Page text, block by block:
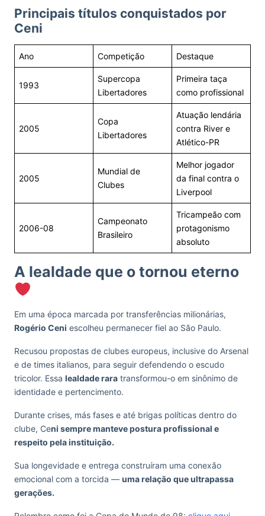
Principais títulos conquistados por
Ceni
Ano Competição Destaque
1993
Supercopa
Libertadores
Primeira taça
como profissional
2005
Copa
Libertadores
Atuação lendária
contra River e
Atlético-PR
2005
Mundial de
Clubes
Melhor jogador
da final contra o
Liverpool
2006-08
Campeonato
Brasileiro
Tricampeão com
protagonismo
absoluto
A lealdade que o tornou eterno
Em uma época marcada por transferências milionárias,
Rogério Ceni escolheu permanecer fiel ao São Paulo.
Recusou propostas de clubes europeus, inclusive do Arsenal
e de times italianos, para seguir defendendo o escudo
tricolor. Essa lealdade rara transformou-o em sinônimo de
identidade e pertencimento.
Durante crises, más fases e até brigas políticas dentro do
clube, Ceni sempre manteve postura profissional e
respeito pela instituição.
Sua longevidade e entrega construíram uma conexão
emocional com a torcida — uma relação que ultrapassa
gerações.